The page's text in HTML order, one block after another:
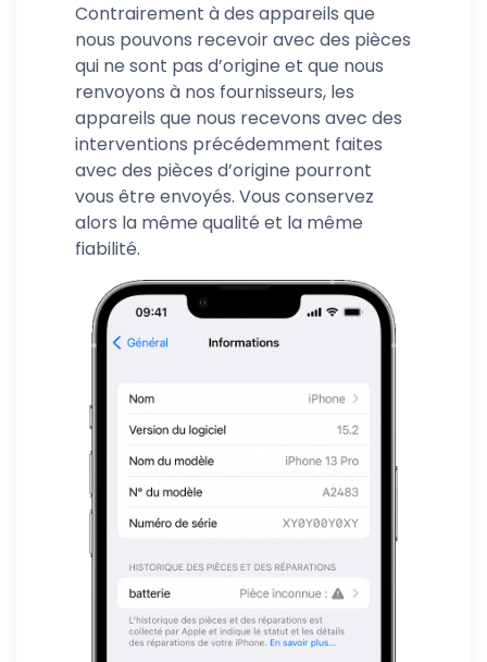
Contrairement à des appareils que
nous pouvons recevoir avec des pièces
qui ne sont pas d’origine et que nous
renvoyons à nos fournisseurs, les
appareils que nous recevons avec des
interventions précédemment faites
avec des pièces d’origine pourront
vous être envoyés. Vous conservez
alors la même qualité et la même
fiabilité.